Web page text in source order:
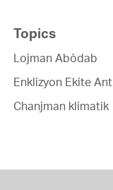
Topics
Lojman Abòdab
Enklizyon Ekite
Chanjman klimatik